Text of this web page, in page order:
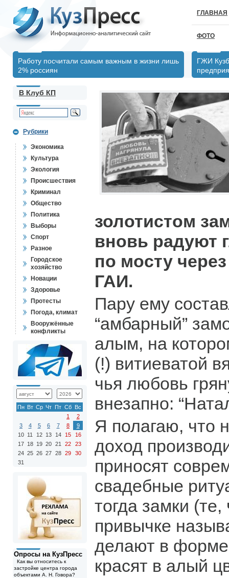
ГЛАВНАЯ
ФОТО
Работу посчитали самым важным в жизни лишь
2% россиян
ГЖИ
В Клуб КП
Рубрики
Экономика
Культура
Экология
Происшествия
Криминал
Общество
Политика
Выборы
Спорт
Разное
Городское
хозяйство
Новации
Здоровье
Протесты
Погода, климат
Вооружённые
конфликты
Пн Вт Ср Чт Пт Сб Вс
1
2
3
4 5 6 7 8
9
10 11 12 13 14 15
16
17 18 19 20 21 22
23
24 25 26 27 28 29
30
31
Опросы на КузПресс
Как вы относитесь к
застройке центра города
объектами А. Н. Говора?
золотистом
вновь радуют
по мосту
ГАИ.
Пару ему
“амбарный”
алым, на
(!) витиеватой
чья любовь
внезапно:
Я полагаю, что
доход
приносят
свадебные
тогда замки
привычке
делают в форме
красят в алый